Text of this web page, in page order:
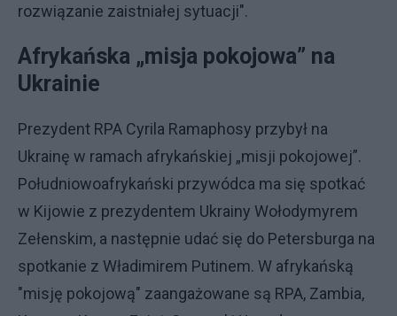
rozwiązanie zaistniałej sytuacji".
Afrykańska „misja pokojowa” na
Ukrainie
Prezydent RPA Cyrila Ramaphosy przybył na
Ukrainę w ramach afrykańskiej „misji pokojowej”.
Południowoafrykański przywódca ma się spotkać
w Kijowie z prezydentem Ukrainy Wołodymyrem
Zełenskim, a następnie udać się do Petersburga na
spotkanie z Władimirem Putinem. W afrykańską
"misję pokojową" zaangażowane są RPA, Zambia,